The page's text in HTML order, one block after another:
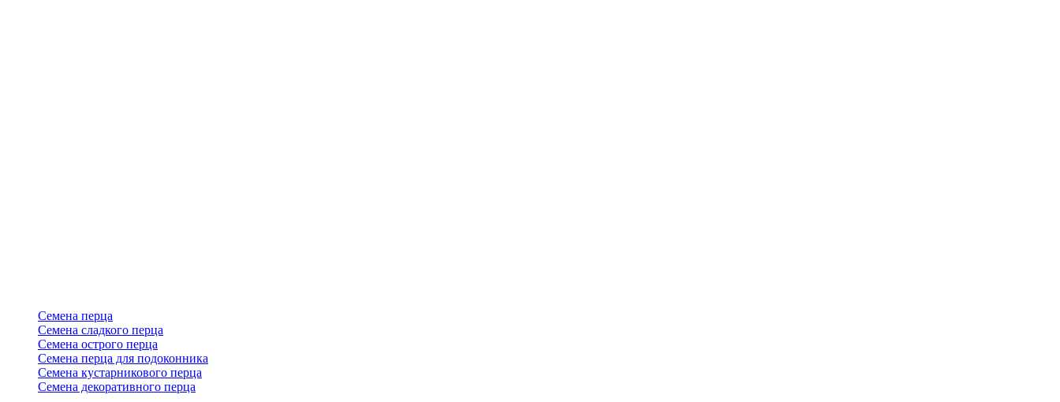
Семена перца
Семена сладкого перца
Семена острого перца
Семена перца для подоконника
Семена кустарникового перца
Семена декоративного перца